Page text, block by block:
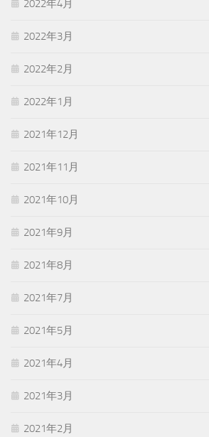
2022年4月
2022年3月
2022年2月
2022年1月
2021年12月
2021年11月
2021年10月
2021年9月
2021年8月
2021年7月
2021年5月
2021年4月
2021年3月
2021年2月